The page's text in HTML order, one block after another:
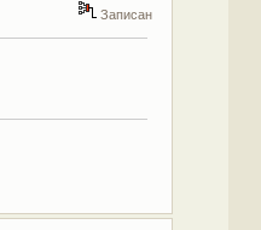
Записан